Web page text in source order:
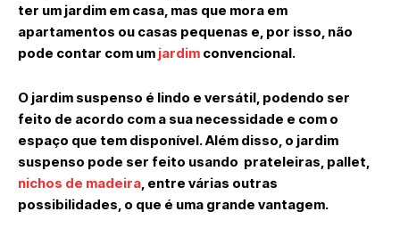
ter um jardim em casa, mas que mora em
apartamentos ou casas pequenas e, por isso, não
pode contar com um jardim convencional.
O jardim suspenso é lindo e versátil, podendo ser
feito de acordo com a sua necessidade e com o
espaço que tem disponível. Além disso, o jardim
suspenso pode ser feito usando prateleiras, pallet,
nichos de madeira, entre várias outras
possibilidades, o que é uma grande vantagem.